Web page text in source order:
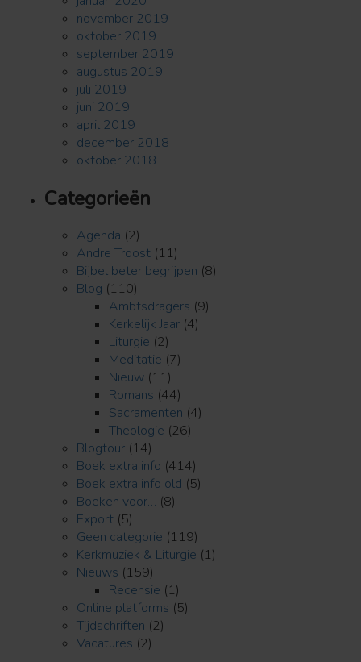
november 2019
oktober 2019
september 2019
augustus 2019
juli 2019
juni 2019
april 2019
december 2018
oktober 2018
Categorieën
Agenda (2)
Andre Troost (11)
Bijbel beter begrijpen (8)
Blog (110)
Ambtsdragers (9)
Kerkelijk Jaar (4)
Liturgie (2)
Meditatie (7)
Nieuw (11)
Romans (44)
Sacramenten (4)
Theologie (26)
Blogtour (14)
Boek extra info (414)
Boek extra info old (5)
Boeken voor… (8)
Export (5)
Geen categorie (119)
Kerkmuziek & Liturgie (1)
Nieuws (159)
Recensie (1)
Online platforms (5)
Tijdschriften (2)
Vacatures (2)